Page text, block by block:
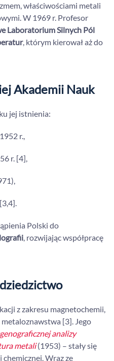
właściwościami metali
W 1969 r. Profesor
Laboratorium Silnych Pól
, którym kierował aż do
Akademii Nauk
jej istnienia:
r.,
r. [4],
Polski do
, rozwijając współpracę
z zakresu magnetochemii,
[3]. Jego
analizy
metali(1953) – stały się
Wraz ze